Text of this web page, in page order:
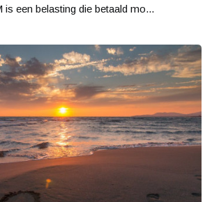
een belasting die betaald mo...